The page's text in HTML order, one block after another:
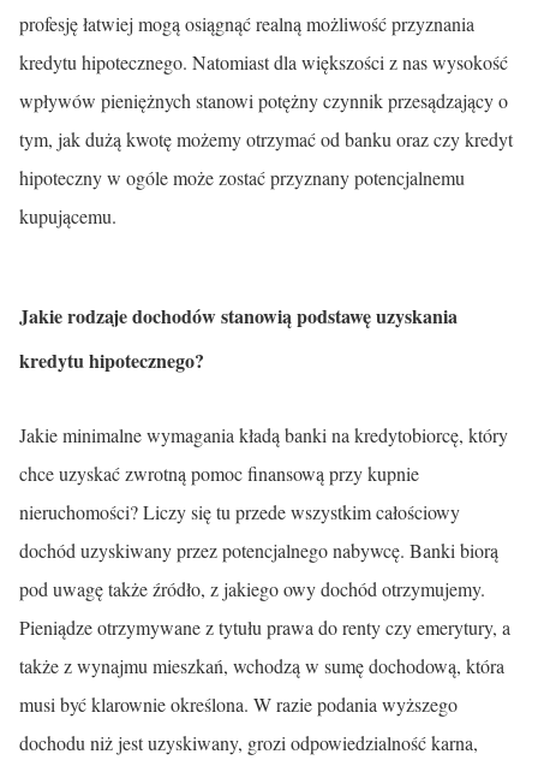
profesję łatwiej mogą osiągnąć realną możliwość przyznania
kredytu hipotecznego. Natomiast dla większości z nas wysokość
wpływów pieniężnych stanowi potężny czynnik przesądzający o
tym, jak dużą kwotę możemy otrzymać od banku oraz czy kredyt
hipoteczny w ogóle może zostać przyznany potencjalnemu
kupującemu.
Jakie rodzaje dochodów stanowią podstawę uzyskania
kredytu hipotecznego?
Jakie minimalne wymagania kładą banki na kredytobiorcę, który
chce uzyskać zwrotną pomoc finansową przy kupnie
nieruchomości? Liczy się tu przede wszystkim całościowy
dochód uzyskiwany przez potencjalnego nabywcę. Banki biorą
pod uwagę także źródło, z jakiego owy dochód otrzymujemy.
Pieniądze otrzymywane z tytułu prawa do renty czy emerytury, a
także z wynajmu mieszkań, wchodzą w sumę dochodową, która
musi być klarownie określona. W razie podania wyższego
dochodu niż jest uzyskiwany, grozi odpowiedzialność karna,